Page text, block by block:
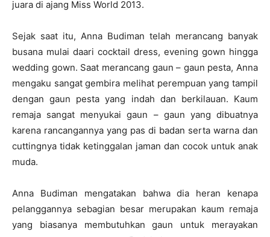
juara di ajang Miss World 2013.
Sejak saat itu, Anna Budiman telah merancang banyak
busana mulai daari cocktail dress, evening gown hingga
wedding gown. Saat merancang gaun – gaun pesta, Anna
mengaku sangat gembira melihat perempuan yang tampil
dengan gaun pesta yang indah dan berkilauan. Kaum
remaja sangat menyukai gaun – gaun yang dibuatnya
karena rancangannya yang pas di badan serta warna dan
cuttingnya tidak ketinggalan jaman dan cocok untuk anak
muda.
Anna Budiman mengatakan bahwa dia heran kenapa
pelanggannya sebagian besar merupakan kaum remaja
yang biasanya membutuhkan gaun untuk merayakan